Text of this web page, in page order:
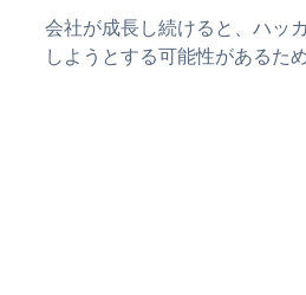
会社が成長し続けると、ハッ
しようとする可能性があるた